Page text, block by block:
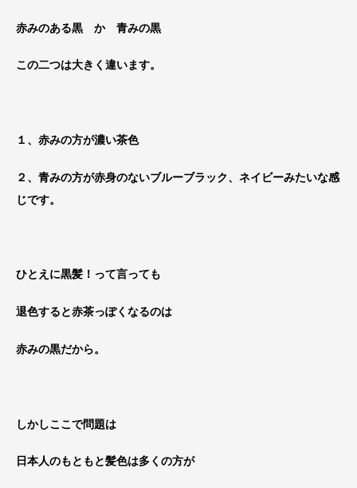
赤みのある黒 か 青みの黒
この二つは大きく違います。
１、赤みの方が濃い茶色
２、青みの方が赤身のないブルーブラック、ネイビーみたいな感
じです。
ひとえに黒髪！って言っても
退色すると赤茶っぽくなるのは
赤みの黒だから。
しかしここで問題は
日本人のもともと髪色は多くの方が